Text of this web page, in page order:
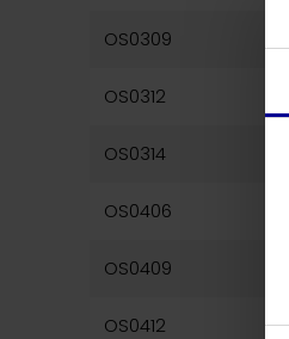
OS0309
OS0312
OS0314
OS0406
OS0409
OS0412